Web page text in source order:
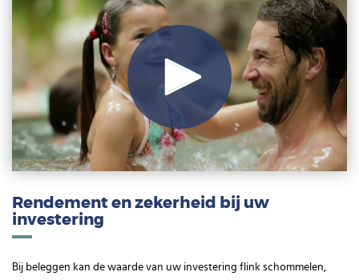
Play
Video
Rendement en zekerheid bij uw
investering
Bij beleggen kan de waarde van uw investering flink schommelen,